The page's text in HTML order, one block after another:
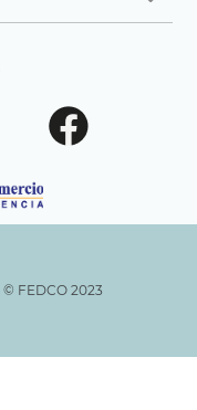
FEDCO 2023